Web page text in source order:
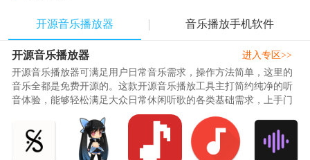
开源音乐播放器 音乐播放手机软件
开源音乐播放器
开源音乐播放器可满足用户日常音乐需求，操作方法简单，这里的
音乐全都是免费开源的。这款开源音乐播放工具主打简约纯净的听
音体验，能够轻松满足大众日常休闲听歌的各类基础需求，上手门
槛十分友好，整体操作逻辑通..
进入专区>>